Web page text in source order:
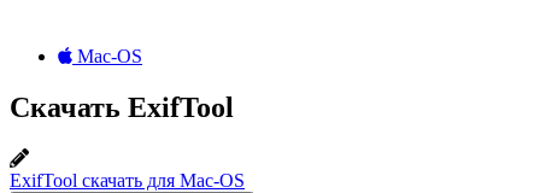
Mac-OS
Скачать ExifTool
ExifTool скачать для Mac-OS